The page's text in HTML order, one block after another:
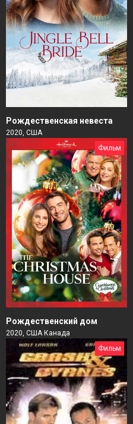
Рождественская невеста
2020, США
Фильм
Рождественский дом
2020, США Канада
Фильм